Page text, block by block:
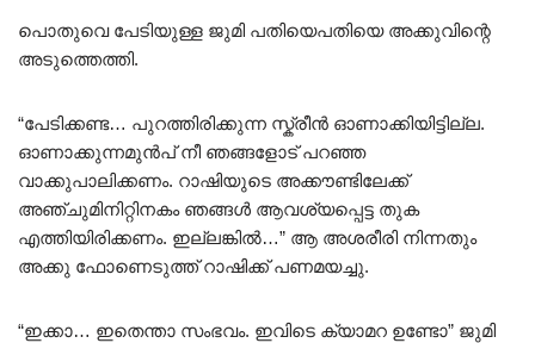
പൊതുവെ പേടിയുള്ള ജുമി പതിയെപതിയെ അക്കുവിന്റെ
അടുത്തെത്തി.
“പേടിക്കണ്ട… പുറത്തിരിക്കുന്ന സ്ക്രീൻ ഓണാക്കിയിട്ടില്ല.
ഓണാക്കുന്നമുൻപ് നീ ഞങ്ങളോട് പറഞ്ഞ
വാക്കുപാലിക്കണം. റാഷിയുടെ അക്കൗണ്ടിലേക്ക്
അഞ്ചുമിനിറ്റിനകം ഞങ്ങൾ ആവശ്യപ്പെട്ട തുക
എത്തിയിരിക്കണം. ഇല്ലങ്കിൽ…” ആ അശരീരി നിന്നതും
അക്കു ഫോണെടുത്ത് റാഷിക്ക് പണമയച്ചു.
“ഇക്കാ… ഇതെന്താ സംഭവം. ഇവിടെ ക്യാമറ ഉണ്ടോ” ജുമി